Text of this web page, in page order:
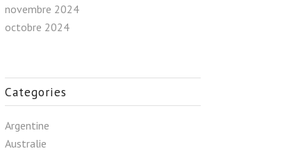
novembre 2024
octobre 2024
Categories
Argentine
Australie